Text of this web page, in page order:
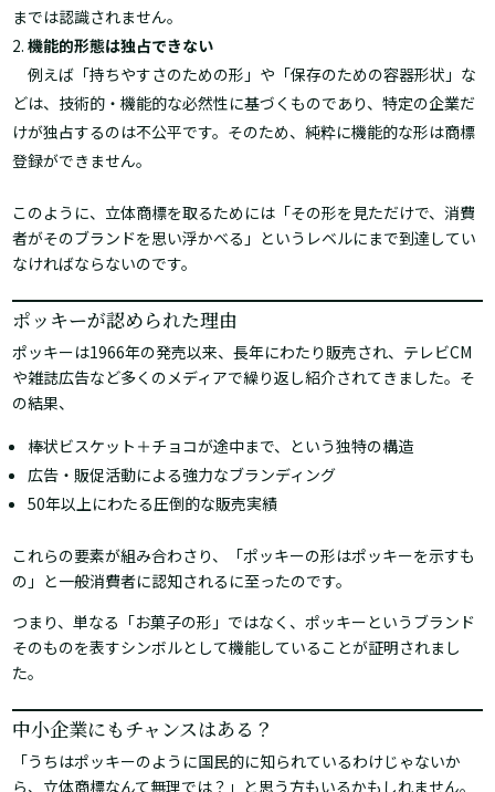
までは認識されません。
機能的形態は独占できない
例えば「持ちやすさのための形」や「保存のための容器形状」な
どは、技術的・機能的な必然性に基づくものであり、特定の企業だ
けが独占するのは不公平です。そのため、純粋に機能的な形は商標
登録ができません。
このように、立体商標を取るためには「その形を見ただけで、消費
者がそのブランドを思い浮かべる」というレベルにまで到達してい
なければならないのです。
ポッキーが認められた理由
ポッキーは1966年の発売以来、長年にわたり販売され、テレビCM
や雑誌広告など多くのメディアで繰り返し紹介されてきました。そ
の結果、
棒状ビスケット＋チョコが途中まで、という独特の構造
広告・販促活動による強力なブランディング
50年以上にわたる圧倒的な販売実績
これらの要素が組み合わさり、「ポッキーの形はポッキーを示すも
の」と一般消費者に認知されるに至ったのです。
つまり、単なる「お菓子の形」ではなく、ポッキーというブランド
そのものを表すシンボルとして機能していることが証明されまし
た。
中小企業にもチャンスはある？
「うちはポッキーのように国民的に知られているわけじゃないか
ら、立体商標なんて無理では？」と思う方もいるかもしれません。